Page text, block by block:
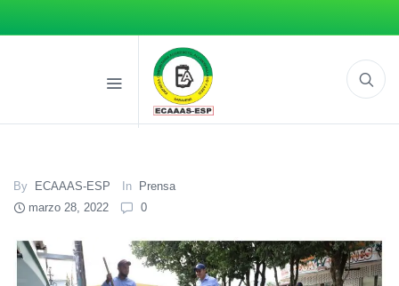
By ECAAAS-ESP In
Prensa
marzo 28, 2022
0